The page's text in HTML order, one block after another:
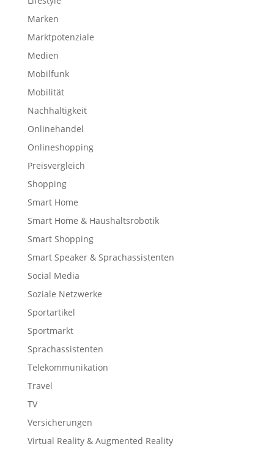
Marken
Marktpotenziale
Medien
Mobilfunk
Mobilität
Nachhaltigkeit
Onlinehandel
Onlineshopping
Preisvergleich
Shopping
Smart Home
Smart Home & Haushaltsrobotik
Smart Shopping
Smart Speaker & Sprachassistenten
Social Media
Soziale Netzwerke
Sportartikel
Sportmarkt
Sprachassistenten
Telekommunikation
Travel
TV
Versicherungen
Virtual Reality & Augmented Reality